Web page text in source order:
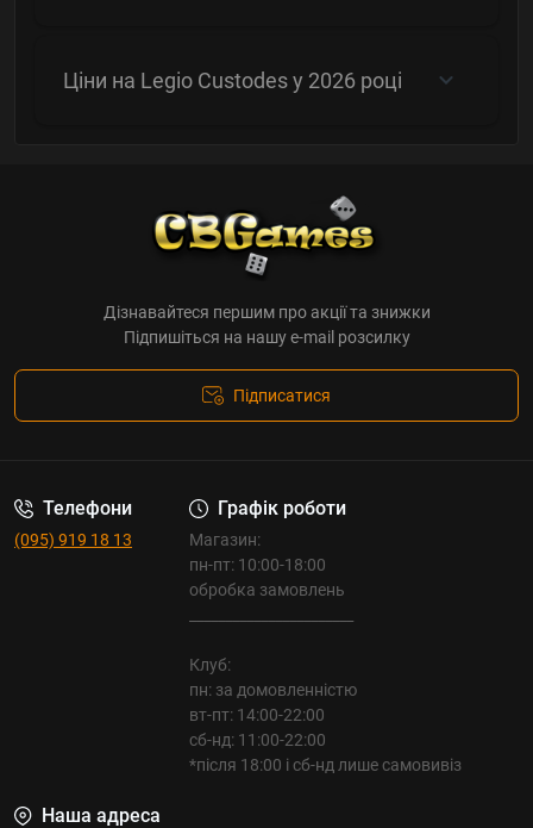
Ціни на Legio Custodes у 2026 році
Дізнавайтеся першим про акції та знижки
Підпишіться на нашу e-mail розсилку
Підписатися
Телефони
(095) 919 18 13
Графік роботи
Магазин:
пн-пт: 10:00-18:00
обробка замовлень
Клуб:
пн: за домовленністю
вт-пт: 14:00-22:00
сб-нд: 11:00-22:00
*після 18:00 і сб-нд лише самовивіз
Наша адреса